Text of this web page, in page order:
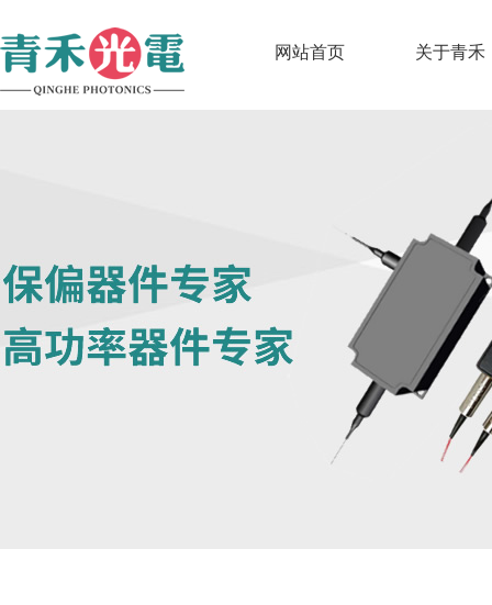
网站首页 关于青禾